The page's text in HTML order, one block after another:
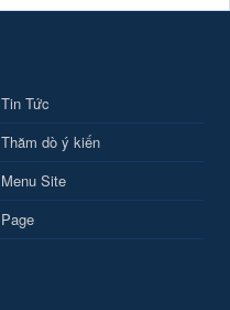
Tin Tức
Thăm dò ý kiến
Menu Site
Page